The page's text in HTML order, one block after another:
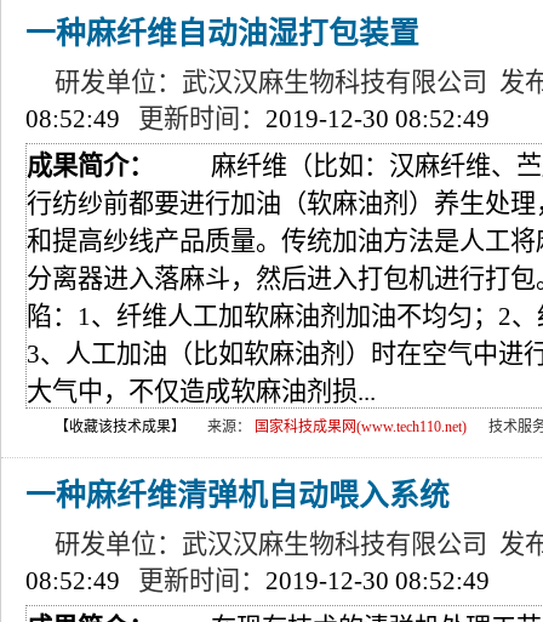
一种麻纤维自动油湿打包装置
研发单位：武汉汉麻生物科技有限公司 发
08:52:49
更新时间： 2019-12-30 08:52:49
成果简介：
麻纤维（比如：汉麻纤维、苎
行纺纱前都要进行加油（软麻油剂）养生处
和提高纱线产品质量。传统加油方法是人工
分离器进入落麻斗，然后进入打包机进行打
陷：1、纤维人工加软麻油剂加油不均匀；2
3、人工加油（比如软麻油剂）时在空气中进
大气中，不仅造成软麻油剂损...
【收藏该技术成果】 来源： 国家科技成果网(www.tech110.net) 技术服
一种麻纤维清弹机自动喂入系统
研发单位：武汉汉麻生物科技有限公司 发
08:52:49
更新时间： 2019-12-30 08:52:49